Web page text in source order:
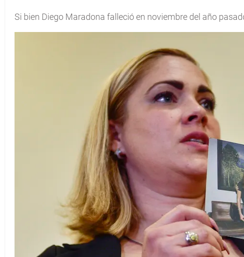
Si bien Diego Maradona falleció en noviembre del año